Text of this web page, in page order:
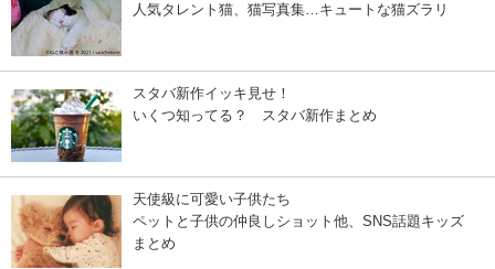
人気タレント猫、猫写真集…キュートな猫ズラリ
スタバ新作イッキ見せ！
いくつ知ってる？ スタバ新作まとめ
天使級に可愛い子供たち
ペットと子供の仲良しショット他、SNS話題キッズ
まとめ